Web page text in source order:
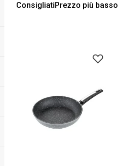
ConsigliatiPrezzo più basso